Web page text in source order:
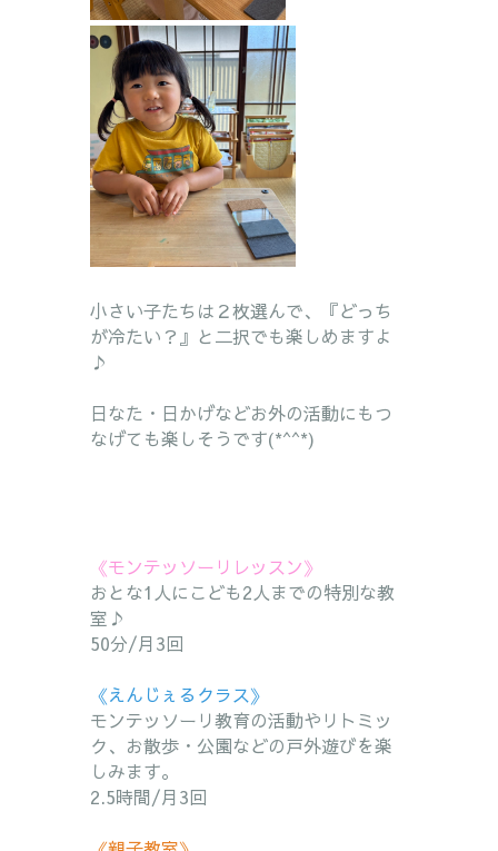
小さい子たちは２枚選んで、『どっち
が冷たい？』と二択でも楽しめますよ
♪
日なた・日かげなどお外の活動にもつ
なげても楽しそうです(*^^*)
《モンテッソーリレッスン》
おとな1人にこども2人までの特別な教
室♪
50分/月3回
《えんじぇるクラス》
モンテッソーリ教育の活動やリトミッ
ク、お散歩・公園などの戸外遊びを楽
しみます。
2.5時間/月3回